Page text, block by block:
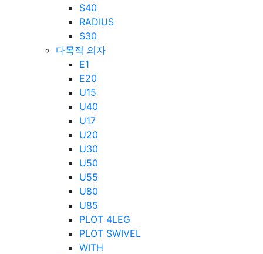
S40
RADIUS
S30
다목적 의자
E1
E20
U15
U40
U17
U20
U30
U50
U55
U80
U85
PLOT 4LEG
PLOT SWIVEL
WITH